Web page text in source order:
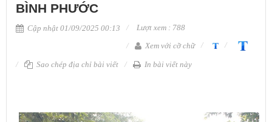
BÌNH PHƯỚC
Cập nhật 01/09/2025 00:13
Lượt xem : 788
Xem với cỡ chữ
Sao chép địa chỉ bài viết In bài viết này